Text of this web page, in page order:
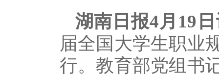
湖南日报4月19
届全国大学生职业
行。教育部党组书